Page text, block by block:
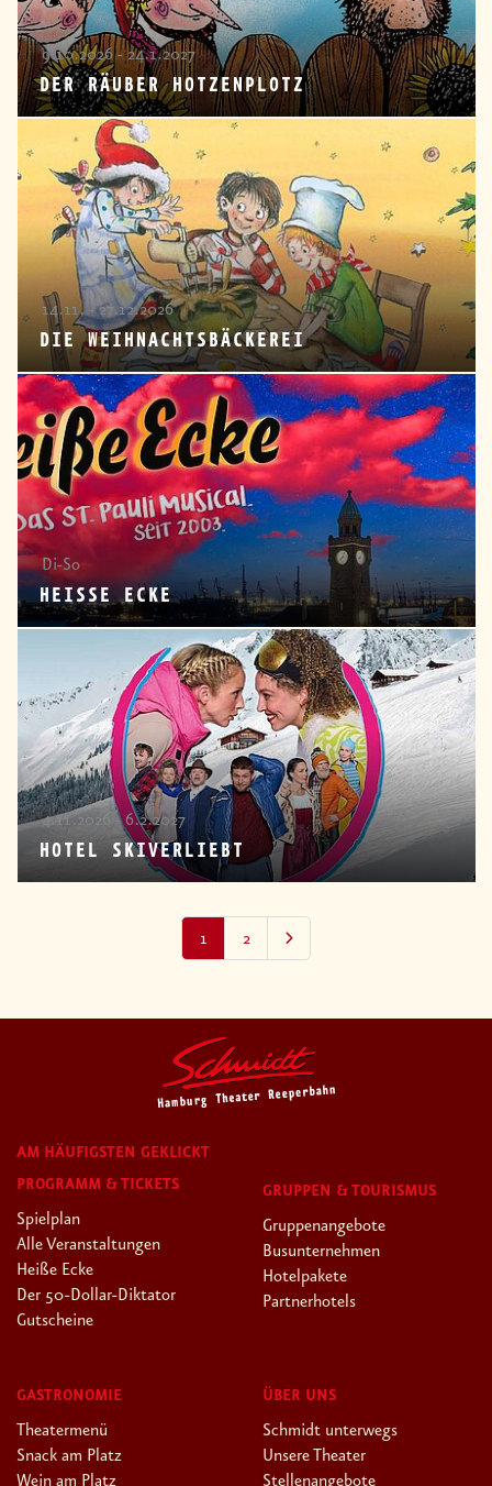
9.10.2026 - 24.1.2027
DER RÄUBER HOTZENPLOTZ
14.11. - 27.12.2026
DIE WEIHNACHTSBÄCKEREI
Di-So
HEISSE ECKE
4.11.2026 - 6.2.2027
HOTEL SKIVERLIEBT
1 2
AM HÄUFIGSTEN GEKLICKT
PROGRAMM & TICKETS
Spielplan
Alle Veranstaltungen
Heiße Ecke
Der 50-Dollar-Diktator
Gutscheine
GRUPPEN & TOURISMUS
Gruppenangebote
Busunternehmen
Hotelpakete
Partnerhotels
GASTRONOMIE
Theatermenü
Snack am Platz
Wein am Platz
ÜBER UNS
Schmidt unterwegs
Unsere Theater
Stellenangebote